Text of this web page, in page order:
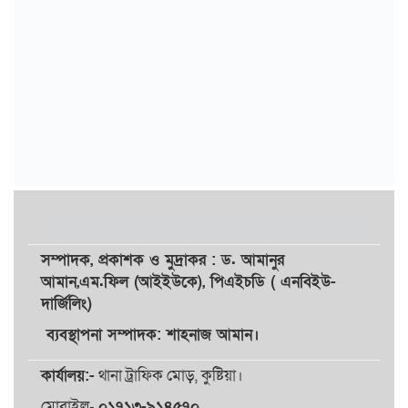
সম্পাদক, প্রকাশকওমুদ্রাকর: ড. আমানুর
আমান,এম.ফিল (আইইউকে), পিএইচডি ( এনবিইউ-
দার্জিলিং)
ব্যবস্থাপনা সম্পাদক: শাহনাজ আমান।
কার্যালয়:-থানা ট্রাফিক মোড়, কুষ্টিয়া।